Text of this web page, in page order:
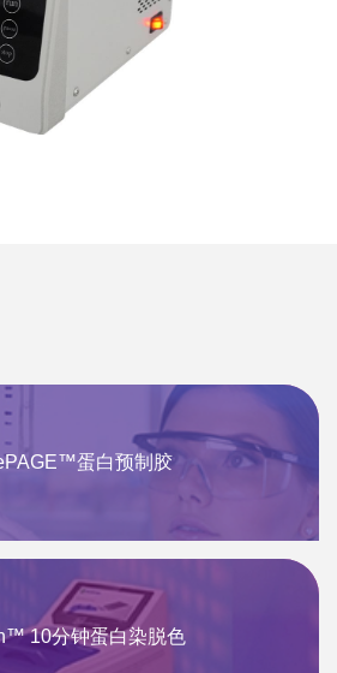
蛋白预制胶
10分钟蛋白染脱色